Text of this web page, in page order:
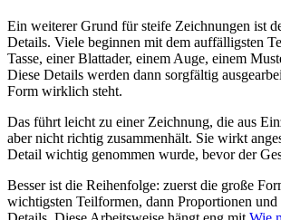
Ein weiterer Grund für steife Zeichnungen ist
Details. Viele beginnen mit dem auffälligsten
Tasse, einer Blattader, einem Auge, einem
Diese Details werden dann sorgfältig
Form wirklich steht.
Das führt leicht zu einer Zeichnung, die aus
aber nicht richtig zusammenhält. Sie wirkt
Detail wichtig genommen wurde, bevor der
Besser ist die Reihenfolge: zuerst die große
wichtigsten Teilformen, dann Proportionen und